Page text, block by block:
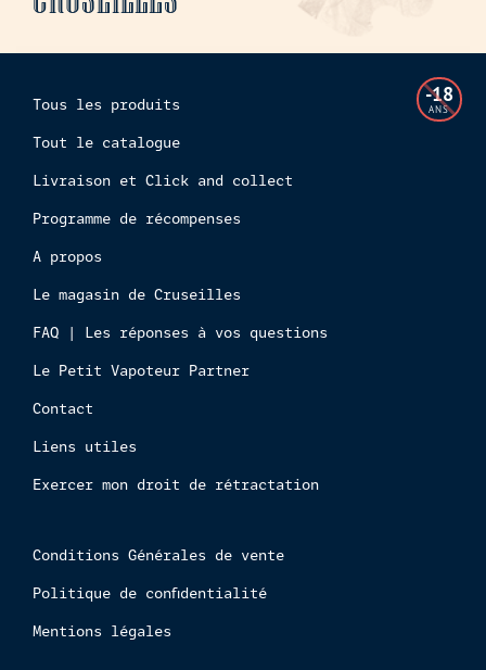
Tous les produits
Tout le catalogue
Livraison et Click and collect
Programme de récompenses
A propos
Le magasin de Cruseilles
FAQ | Les réponses à vos questions
Le Petit Vapoteur Partner
Contact
Liens utiles
Exercer mon droit de rétractation
Conditions Générales de vente
Politique de confidentialité
Mentions légales
L'accès
à
-18
ANS